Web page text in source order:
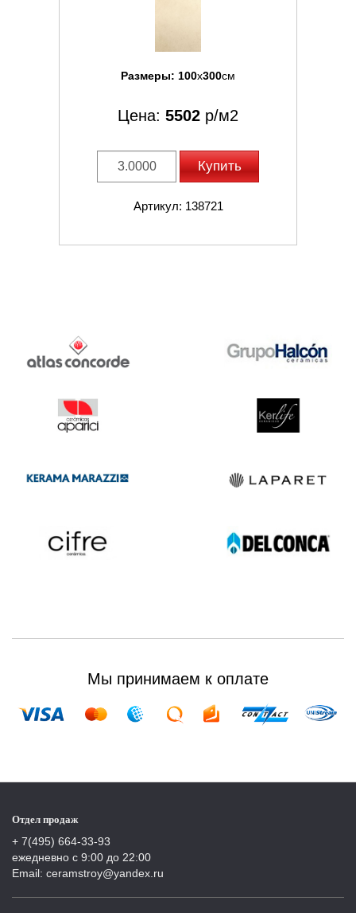
Размеры: 100x300см
Цена: 5502 р/м2
Купить
Артикул: 138721
Мы принимаем к оплате
Отдел продаж
+ 7(495) 664-33-93
ежедневно с 9:00 до 22:00
Email: ceramstroy@yandex.ru